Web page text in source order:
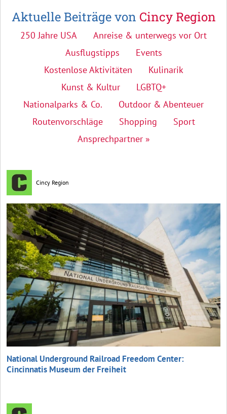
Aktuelle Beiträge von Cincy Region
250 Jahre USA
Anreise & unterwegs vor Ort
Ausflugstipps
Events
Kostenlose Aktivitäten
Kulinarik
Kunst & Kultur
LGBTQ+
Nationalparks & Co.
Outdoor & Abenteuer
Routenvorschläge
Shopping
Sport
Ansprechpartner »
Cincy Region
National Underground Railroad Freedom Center:
Cincinnatis Museum der Freiheit